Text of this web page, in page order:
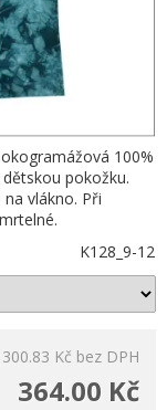
100%
pokožku.
vlákno. Při
K128_9-12
300.83 Kč bez DPH
364.00 Kč